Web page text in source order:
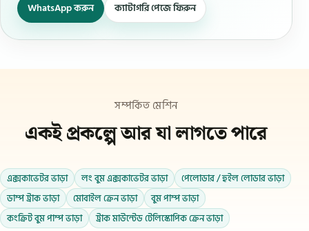
WhatsApp করুন ক্যাটাগরি পেজে ফিরুন
সম্পর্কিত মেশিন
একই প্রকল্পে আর যা লাগতে পারে
এক্সকাভেটর ভাড়া লং বুম এক্সকাভেটর ভাড়া
পেলোডার / হুইল লোডার ভাড়া
ডাম্প ট্রাক ভাড়া
মোবাইল ক্রেন ভাড়া
বুম পাম্প ভাড়া
কংক্রিট বুম পাম্প ভাড়া
ট্রাক মাউন্টেড টেলিস্কোপিক ক্রেন ভাড়া